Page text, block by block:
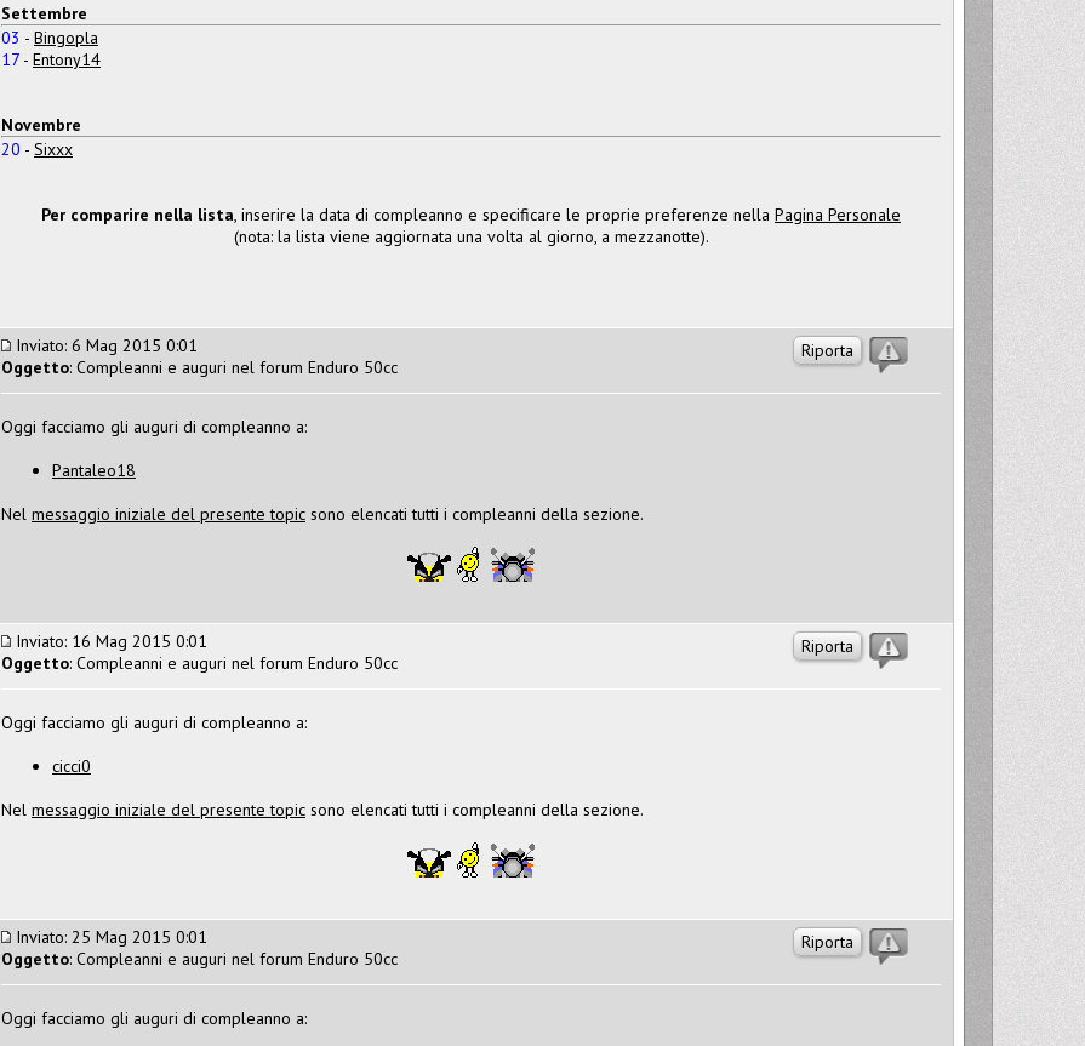
Settembre
03 - Bingopla
17 - Entony14
Novembre
20 - Sixxx
Per comparire nella lista , inserire la data di compleanno e specificare le proprie preferenze nella Pagina Personale
(nota: la lista viene aggiornata una volta al giorno, a mezzanotte).
Riporta
Inviato: 6 Mag 2015 0:01
Oggetto: Compleanni e auguri nel forum Enduro 50cc
Oggi facciamo gli auguri di compleanno a:
Pantaleo18
Nel messaggio iniziale del presente topic sono elencati tutti i compleanni della sezione.
Riporta
Inviato: 16 Mag 2015 0:01
Oggetto: Compleanni e auguri nel forum Enduro 50cc
Oggi facciamo gli auguri di compleanno a:
cicci0
Nel messaggio iniziale del presente topic sono elencati tutti i compleanni della sezione.
Riporta
Inviato: 25 Mag 2015 0:01
Oggetto: Compleanni e auguri nel forum Enduro 50cc
Oggi facciamo gli auguri di compleanno a: